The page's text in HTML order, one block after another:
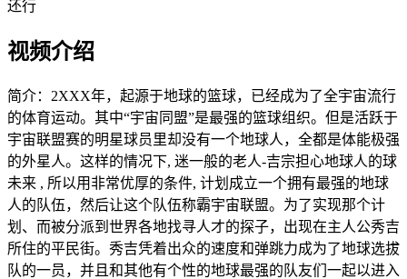
还行
视频介绍
简介： 2XXX年，起源于地球的篮球，已经成为了全宇宙流行
的体育运动。其中“宇宙同盟”是最强的篮球组织。但是活跃于
宇宙联盟赛的明星球员里却没有一个地球人，全都是体能极强
的外星人。这样的情况下, 迷一般的老人-吉宗担心地球人的球
未来 , 所以用非常优厚的条件, 计划成立一个拥有最强的地球
人的队伍，然后让这个队伍称霸宇宙联盟。为了实现那个计
划、而被分派到世界各地找寻人才的探子，出现在主人公秀吉
所住的平民街。秀吉凭着出众的速度和弹跳力成为了地球选拔
队的一员，并且和其他有个性的地球最强的队友们一起以进入